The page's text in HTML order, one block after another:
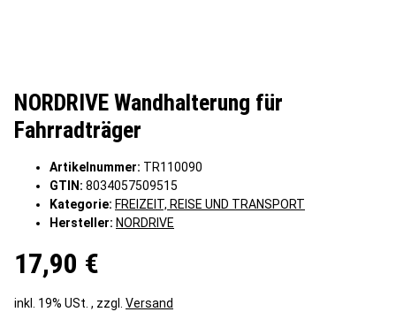
NORDRIVE Wandhalterung für
Fahrradträger
Artikelnummer: TR110090
GTIN: 8034057509515
Kategorie: FREIZEIT, REISE UND TRANSPORT
Hersteller: NORDRIVE
17,90 €
inkl. 19% USt. , zzgl. Versand